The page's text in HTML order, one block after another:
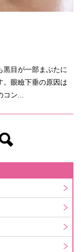
黒目が一部まぶたに
。眼瞼下垂の原因は
ン...